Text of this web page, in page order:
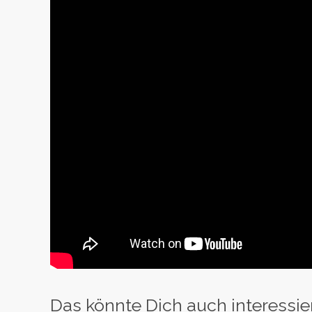
Das könnte Dich auch